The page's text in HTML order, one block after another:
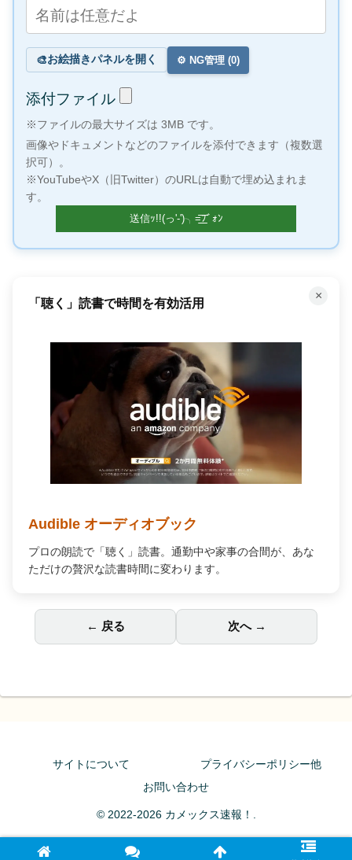
🎨お絵描きパネルを開く ⚙️ NG管理 (0)
添付ファイル
※ファイルの最大サイズは 3MB です。
画像やドキュメントなどのファイルを添付できます（複数選
択可）。
※YouTubeやX（旧Twitter）のURLは自動で埋め込まれま
す。
×
「聴く」読書で時間を有効活用
Audible オーディオブック
プロの朗読で「聴く」読書。通勤中や家事の合間が、あな
ただけの贅沢な読書時間に変わります。
← 戻る 次へ →
サイトについて
プライバシーポリシー他
お問い合わせ
© 2022-2026 カメックス速報！.